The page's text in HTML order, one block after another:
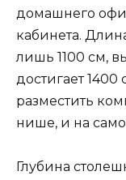
домашнего
кабинета.
лишь 1100 см,
достигает
разместить
нише, и на
Глубина